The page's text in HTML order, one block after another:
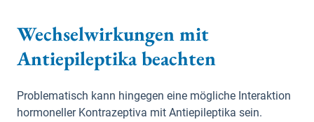
Wechselwirkungen mit
Antiepileptika beachten
Problematisch kann hingegen eine mögliche Interaktion
hormoneller Kontrazeptiva mit Antiepileptika sein.